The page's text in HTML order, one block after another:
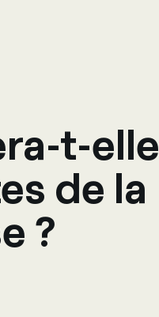
t-elle
de la
?